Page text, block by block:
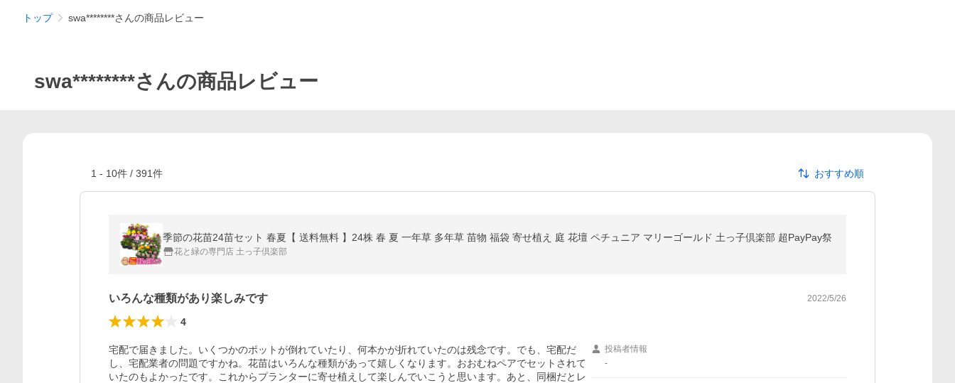
トップ swa********さんの商品レビュー
swa********さんの商品レビュー
1 - 10件 / 391件 おすすめ順
季節の花苗24苗セット 春夏【 送料無料 】24株 春 夏 一年草 多年草 苗物 福袋 寄せ植え 庭 花壇 ペチュニア マリーゴールド 土っ子倶楽部 超PayPay祭
花と緑の専門店 土っ子倶楽部
いろんな種類があり楽しみです 2022/5/26
4
宅配で届きました。いくつかのポットが倒れていたり、何本かが折れていたのは残念です。でも、宅配だ
し、宅配業者の問題ですかね。花苗はいろんな種類があって嬉しくなります。おおむねペアでセットされて
いたのもよかったです。これからプランターに寄せ植えして楽しんでいこうと思います。あと、同梱だとレ
投稿者情報
-